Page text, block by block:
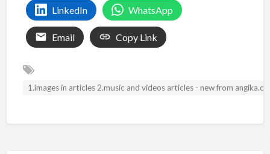
LinkedIn WhatsApp
Email Copy Link
1.images in articles 2.music and videos articles - new from